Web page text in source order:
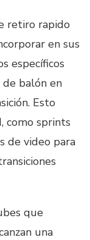
retiro rapido
en sus
específicos
balón en
Esto
como sprints
de video para
que
una